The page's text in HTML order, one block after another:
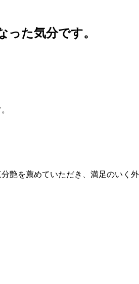
た気分です。
艶を薦めていただき、満足のいく